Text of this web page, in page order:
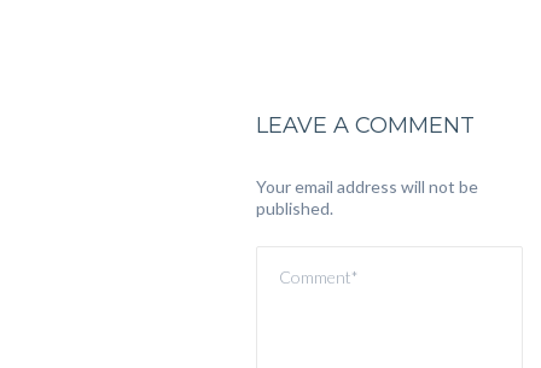
LEAVE A COMMENT
Your email address will not be
published.